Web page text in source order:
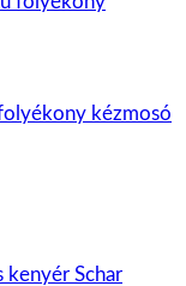
kézmosó
Schar